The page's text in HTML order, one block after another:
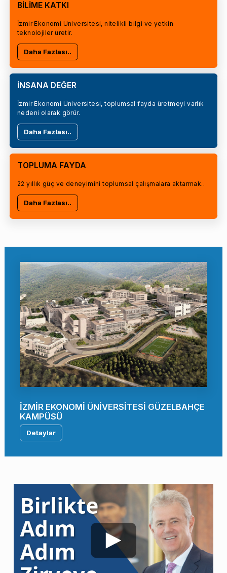
BİLİME KATKI
İzmir Ekonomi Üniversitesi, nitelikli bilgi ve yetkin
teknolojiler üretir.
Daha Fazlası..
İNSANA DEĞER
İzmir Ekonomi Üniversitesi, toplumsal fayda üretmeyi varlık
nedeni olarak görür.
Daha Fazlası..
TOPLUMA FAYDA
22 yıllık güç ve deneyimini toplumsal çalışmalara aktarmak..
Daha Fazlası..
İZMİR EKONOMİ ÜNİVERSİTESİ GÜZELBAHÇE
KAMPÜSÜ
Detaylar